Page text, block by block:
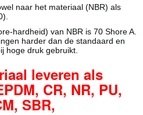
naar het materiaal (NBR) als
hardheid) van NBR is 70 Shore A.
harder dan de standaard en
hoge druk gebruikt.
leveren als
CR, NR, PU,
SBR,